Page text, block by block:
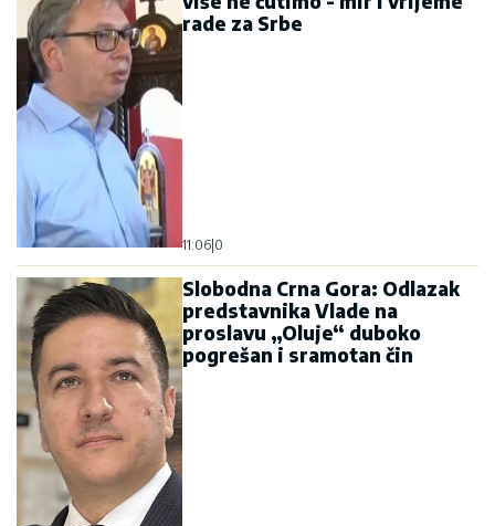
rade za Srbe
11:06|0
Slobodna Crna Gora: Odlazak
predstavnika Vlade na
proslavu „Oluje“ duboko
pogrešan i sramotan čin